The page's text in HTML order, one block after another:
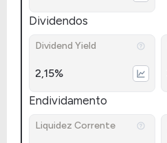
Dividendos
Dividend Yield
2,15%
Endividamento
Liquidez Corrente